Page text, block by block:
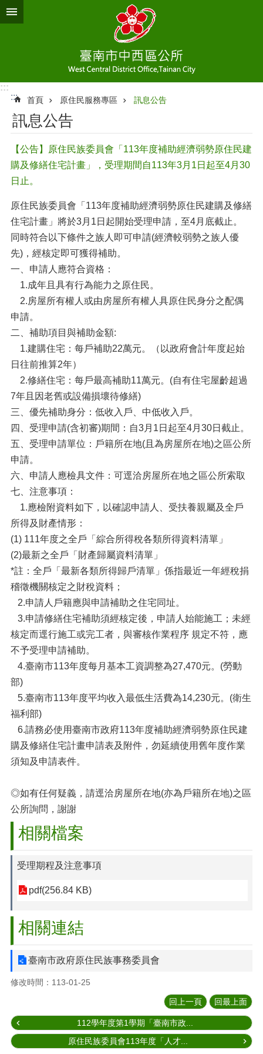
跳到主要內容區塊
:::
:::
首頁 原住民服務專區 訊息公告
訊息公告
【公告】原住民族委員會「113年度補助經濟弱勢原住民建
購及修繕住宅計畫」，受理期間自113年3月1日起至4月30
日止。
原住民族委員會「113年度補助經濟弱勢原住民建購及修繕
住宅計畫」將於3月1日起開始受理申請，至4月底截止。
同時符合以下條件之族人即可申請(經濟較弱勢之族人優
先)，經核定即可獲得補助。
一、申請人應符合資格：
1.成年且具有行為能力之原住民。
2.房屋所有權人或由房屋所有權人具原住民身分之配偶
申請。
二、補助項目與補助金額:
1.建購住宅：每戶補助22萬元。（以政府會計年度起始
日往前推算2年）
2.修繕住宅：每戶最高補助11萬元。(自有住宅屋齡超過
7年且因老舊或設備損壞待修繕)
三、優先補助身分：低收入戶、中低收入戶。
四、受理申請(含初審)期間：自3月1日起至4月30日截止。
五、受理申請單位：戶籍所在地(且為房屋所在地)之區公所
申請。
六、申請人應檢具文件：可逕洽房屋所在地之區公所索取
七、注意事項：
1.應檢附資料如下，以確認申請人、受扶養親屬及全戶
所得及財產情形：
(1) 111年度之全戶「綜合所得稅各類所得資料清單」
(2)最新之全戶「財產歸屬資料清單」
*註：全戶「最新各類所得歸戶清單」係指最近一年經稅捐
稽徵機關核定之財稅資料；
2.申請人戶籍應與申請補助之住宅同址。
3.申請修繕住宅補助須經核定後，申請人始能施工；未經
核定而逕行施工或完工者，與審核作業程序 規定不符，應
不予受理申請補助。
4.臺南市113年度每月基本工資調整為27,470元。(勞動
部)
5.臺南市113年度平均收入最低生活費為14,230元。(衛生
福利部)
6.請務必使用臺南市政府113年度補助經濟弱勢原住民建
購及修繕住宅計畫申請表及附件，勿延續使用舊年度作業
須知及申請表件。
◎如有任何疑義，請逕洽房屋所在地(亦為戶籍所在地)之區
公所詢問，謝謝
相關檔案
受理期程及注意事項
pdf(256.84 KB)
相關連結
臺南市政府原住民族事務委員會
修改時間：113-01-25
回上一頁 回最上面
112學年度第1學期「臺南市政...
原住民族委員會113年度「人才...